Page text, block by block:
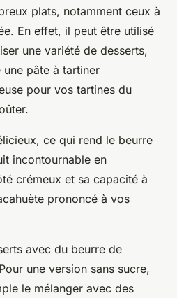
plats, notamment ceux à
En effet, il peut être utilisé
une variété de desserts,
pâte à tartiner
pour vos tartines du
ce qui rend le beurre
incontournable en
crémeux et sa capacité à
prononcé à vos
avec du beurre de
une version sans sucre,
le mélanger avec des